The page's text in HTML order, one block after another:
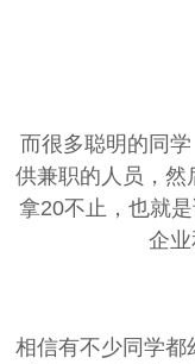
而很多聪明的同
供兼职的人员，
拿20不止，也就
企
相信有不少同学